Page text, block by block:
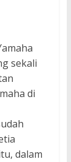
sekali
di
dalam